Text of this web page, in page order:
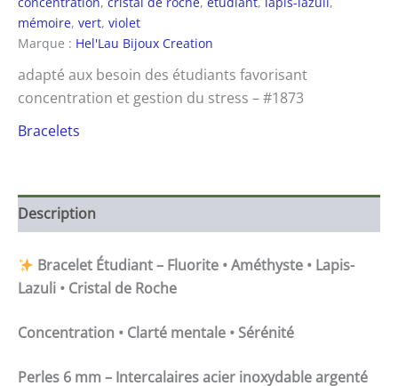
mémoire, vert, violet
Marque : Hel'Lau Bijoux Creation
adapté aux besoin des étudiants favorisant
concentration et gestion du stress – #1873
Bracelets
Description
Bracelet Étudiant – Fluorite • Améthyste • Lapis-
Lazuli • Cristal de Roche
Concentration • Clarté mentale • Sérénité
Perles 6 mm – Intercalaires acier inoxydable argenté